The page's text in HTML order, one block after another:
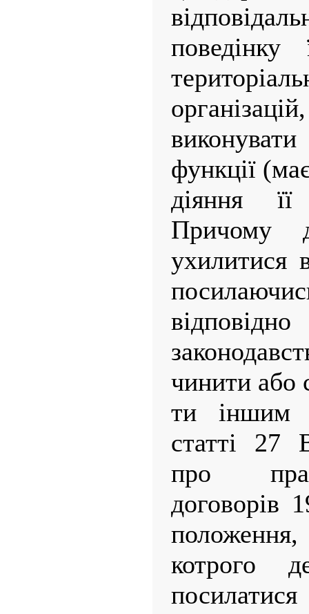
поведінку
функції
діяння
Причому
ухилитися
чинити або
ти іншим
статті 27
про
договорів
котрого